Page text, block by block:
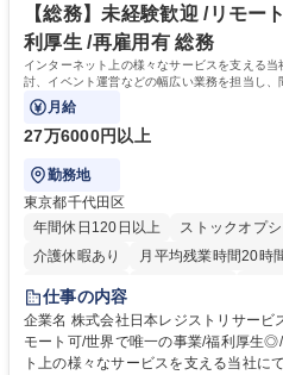
「未来の日常」の創造に向けて持続可
す。 学歴・資格 学歴：大学院 大学 語
【総務】未経験歓迎 /リモー
利厚生 /再雇用有 総務
インターネット上の様々なサービスを支える
討、イベント運営などの幅広い業務を担当し、
ている部署です。
月給
27万6000円以上
勤務地
東京都千代田区
年間休日120日以上
ストックオプ
介護休暇あり
月平均残業時間20時
住宅手当あり
完全週休2日制
交通費支給 駅近5
仕事の内容
企業名 株式会社日本レジストリサービス 求人名 【総務】未経験歓迎◎/
モート可/世界で唯一の事業/福利厚生◎/再雇用有 仕事の内
ト上の様々なサービスを支える当社に